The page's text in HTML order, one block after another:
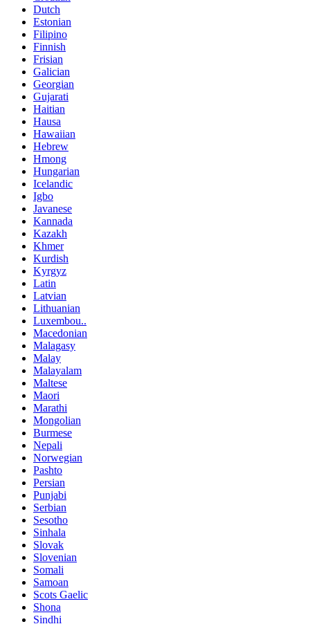
Dutch
Estonian
Filipino
Finnish
Frisian
Galician
Georgian
Gujarati
Haitian
Hausa
Hawaiian
Hebrew
Hmong
Hungarian
Icelandic
Igbo
Javanese
Kannada
Kazakh
Khmer
Kurdish
Kyrgyz
Latin
Latvian
Lithuanian
Luxembou..
Macedonian
Malagasy
Malay
Malayalam
Maltese
Maori
Marathi
Mongolian
Burmese
Nepali
Norwegian
Pashto
Persian
Punjabi
Serbian
Sesotho
Sinhala
Slovak
Slovenian
Somali
Samoan
Scots Gaelic
Shona
Sindhi